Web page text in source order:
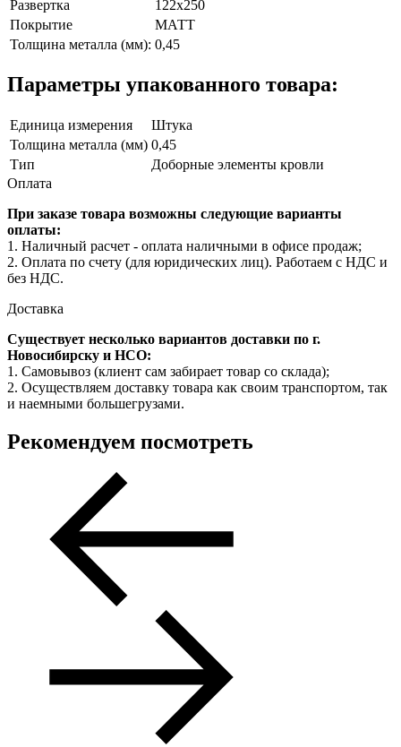
Развертка
122х250
Покрытие
МАТТ
Толщина металла (мм): 0,45
Параметры упакованного товара:
Единица измерения
Штука
Толщина металла (мм) 0,45
Тип
Доборные элементы кровли
Оплата
При заказе товара возможны следующие варианты
оплаты:
1. Наличный расчет - оплата наличными в офисе продаж;
2. Оплата по счету (для юридических лиц). Работаем с НДС и
без НДС.
Доставка
Существует несколько вариантов доставки по г.
Новосибирску и НСО:
1. Самовывоз (клиент сам забирает товар со склада);
2. Осуществляем доставку товара как своим транспортом, так
и наемными большегрузами.
Рекомендуем посмотреть